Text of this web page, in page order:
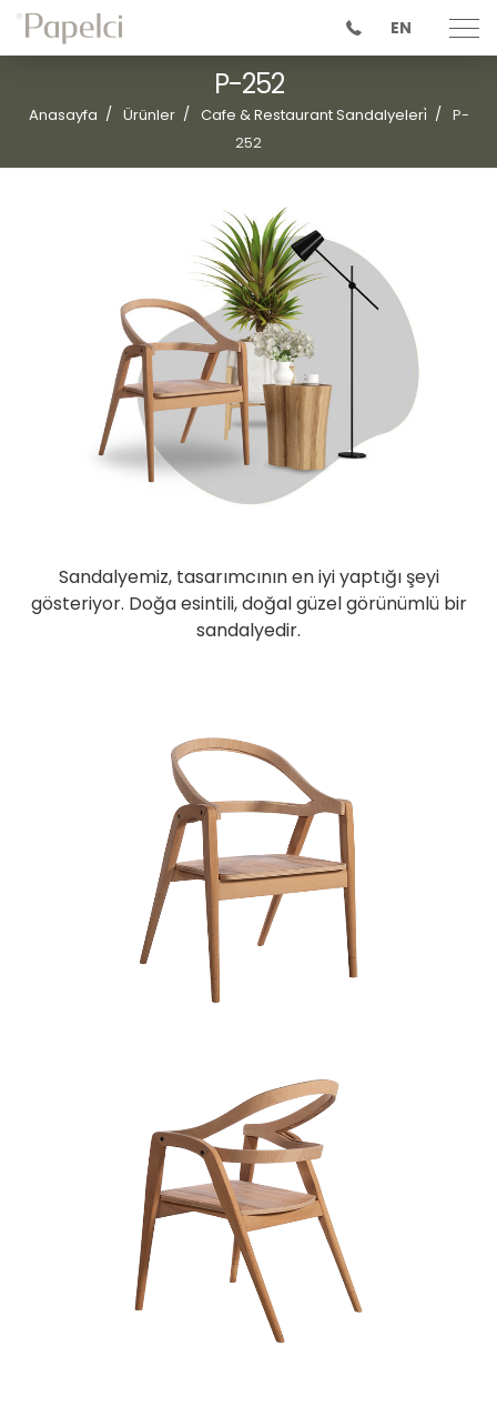
EN
P-252
Anasayfa Ürünler Cafe & Restaurant Sandalyeleri̇
P-
252
Sandalyemiz, tasarımcının en iyi yaptığı şeyi
gösteriyor. Doğa esintili, doğal güzel görünümlü bir
sandalyedir.